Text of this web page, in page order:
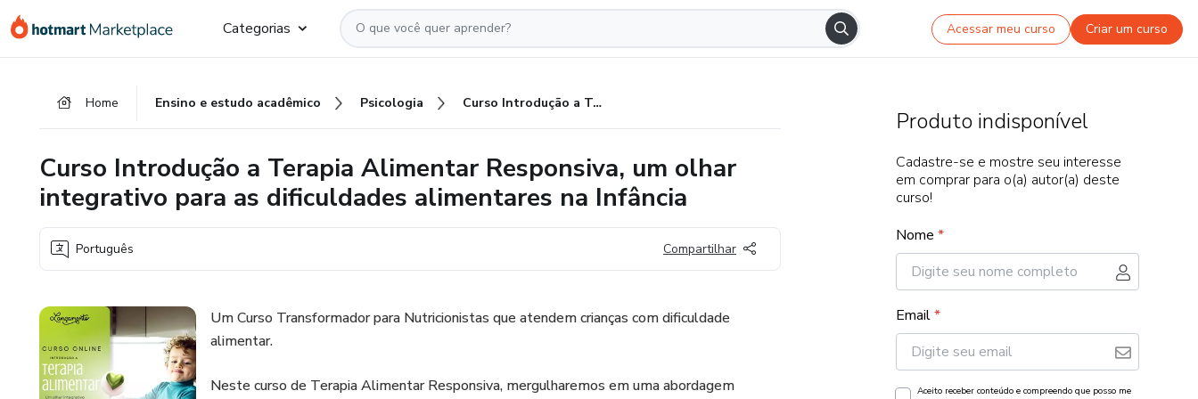
para
para
para
Categorias Acessar meu curso Criar um curso
Home Ensino e estudo acadêmico Psicologia Curso Introdução a Terapia Alimentar Responsiva, um olhar integrativo para as dificuldades alimentares na Infância
Curso Introdução a Terapia Alimentar Responsiva, um olhar
integrativo para as dificuldades alimentares na Infância
Português Compartilhar
Um Curso Transformador para Nutricionistas que atendem crianças com dificuldade
alimentar.
Neste curso de Terapia Alimentar Responsiva, mergulharemos em uma abordagem
Produto indisponível
Cadastre-se e mostre seu interesse
em comprar para o(a) autor(a) deste
curso!
Nome *
Email*
Aceito receber conteúdo e compreendo que posso me